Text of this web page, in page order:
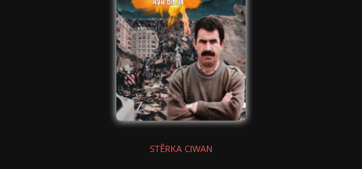
STÊRKA CIWAN